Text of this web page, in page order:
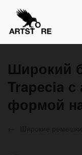
Широкий
Trapecia
формой